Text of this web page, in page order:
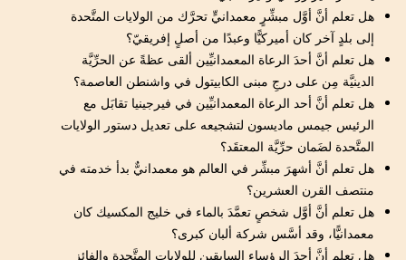
هل تعلم أنَّ أوَّل مبشِّرٍ معمدانيٍّ تحرَّك من الولايات المتَّحدة
إلى بلدٍ آخر كان أميركيًّا وعبدًا من أصلٍ إفريقيّ؟
هل تعلم أنَّ أحدَ الرعاة المعمدانيِّين ألقى عظةً عن الحرِّيَّة
الدينيَّة مِن على درجِ مبنى الكابيتول في واشنطن العاصمة؟
هل تعلم أنَّ أحد الرعاة المعمدانيِّين في فيرجينيا تقابَل مع
الرئيس جيمس ماديسون لتشجيعه على تعديل دستور الولايات
المتَّحدة لضَمان حرِّيَّة المعتقَد؟
هل تعلم أنَّ أشهرَ مبشِّر في العالم هو معمدانيٌّ بدأ خدمته في
منتصف القرن العشرين؟
هل تعلم أنَّ أوَّل شخصٍ تعمَّدَ بالماء في خليج المكسيك كان
معمدانيًّا، وقد أسَّس شركة ألبان كبرى؟
هل تعلم أنَّ أحدَ الرؤساء السابقين للولايات المتَّحدة والفائز